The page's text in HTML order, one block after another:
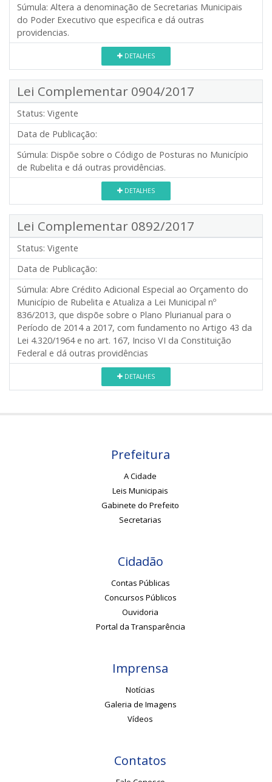
Súmula: Altera a denominação de Secretarias Municipais
do Poder Executivo que especifica e dá outras
providencias.
DETALHES
Lei Complementar 0904/2017
Status: Vigente
Data de Publicação:
Súmula: Dispõe sobre o Código de Posturas no Município
de Rubelita e dá outras providências.
DETALHES
Lei Complementar 0892/2017
Status: Vigente
Data de Publicação:
Súmula: Abre Crédito Adicional Especial ao Orçamento do
Município de Rubelita e Atualiza a Lei Municipal nº
836/2013, que dispõe sobre o Plano Plurianual para o
Período de 2014 a 2017, com fundamento no Artigo 43 da
Lei 4.320/1964 e no art. 167, Inciso VI da Constituição
Federal e dá outras providências
DETALHES
Prefeitura
A Cidade
Leis Municipais
Gabinete do Prefeito
Secretarias
Cidadão
Contas Públicas
Concursos Públicos
Ouvidoria
Portal da Transparência
Imprensa
Notícias
Galeria de Imagens
Vídeos
Contatos